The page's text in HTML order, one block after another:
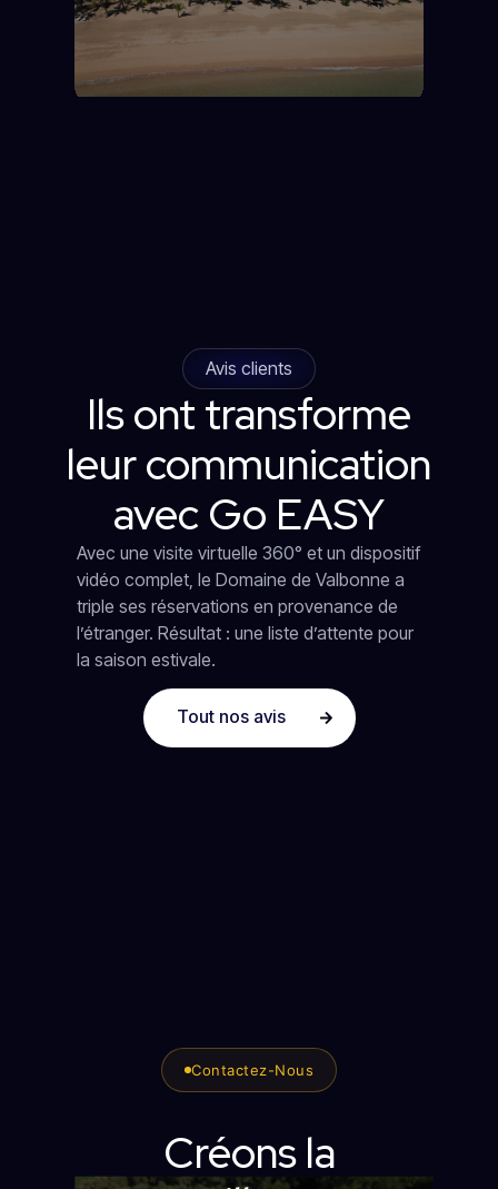
Avis clients
Ils ont transforme
leur communication
avec Go EASY
Avec une visite virtuelle 360° et un dispositif
vidéo complet, le Domaine de Valbonne a
triple ses réservations en provenance de
l’étranger. Résultat : une liste d’attente pour
la saison estivale.
Tout nos avis
Contactez-Nous
Créons la